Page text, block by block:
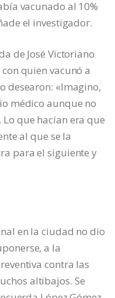
vacunado al 10%
el investigador.
de José Victoriano
quien vacunó a
desearon: «Imagino,
médico aunque no
que hacían era que
al que se la
para el siguiente y
en la ciudad no dio
a la
contra las
altibajos. Se